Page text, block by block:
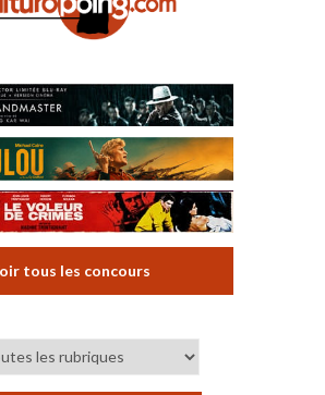
tous les concours